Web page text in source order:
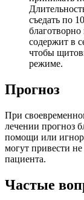
съедать по
содержит в
чтобы
режиме.
Прогноз
При
лечении прогноз
помощи или
могут привести
пациента.
Частые